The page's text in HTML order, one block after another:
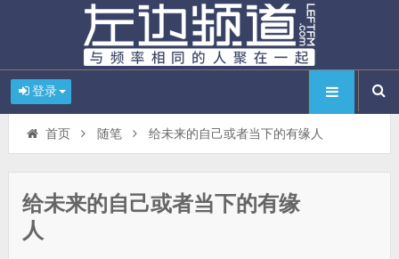
登录
首页 随笔 给未来的自己或者当下的有缘人
给未来的自己或者当下的有缘
人